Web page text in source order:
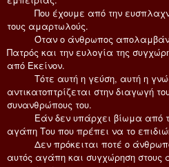
Που έχουμε από την
τους αμαρτωλούς.
Όταν ο άνθρωπος
Πατρός και την ευλογία της
από Εκείνον.
Τότε αυτή η γεύση, αυτή η
αντικατοπτρίζεται στην διαγωγή
συνανθρώπους του.
Εάν δεν υπάρχει βίωμα από το
αγάπη Του που πρέπει να το
Δεν πρόκειται ποτέ ο
αυτός αγάπη και συγχώρηση στους